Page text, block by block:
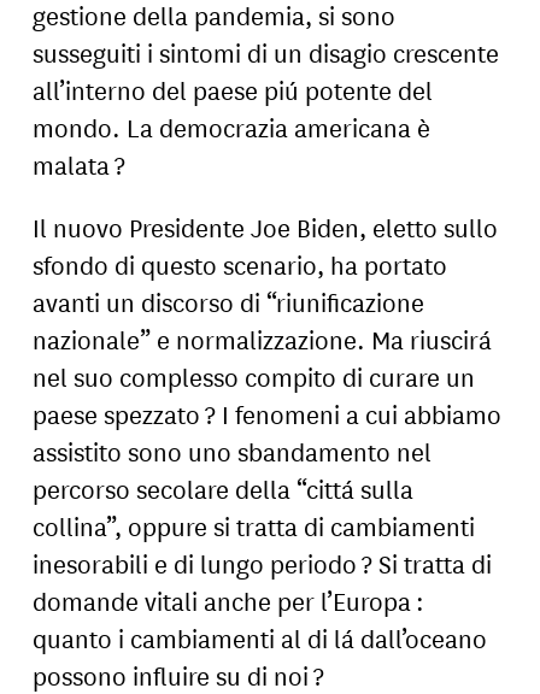
gestione della pandemia, si sono
susseguiti i sintomi di un disagio crescente
all’interno del paese piú potente del
mondo. La democrazia americana è
malata ?
Il nuovo Presidente Joe Biden, eletto sullo
sfondo di questo scenario, ha portato
avanti un discorso di “riunificazione
nazionale” e normalizzazione. Ma riuscirá
nel suo complesso compito di curare un
paese spezzato ? I fenomeni a cui abbiamo
assistito sono uno sbandamento nel
percorso secolare della “cittá sulla
collina”, oppure si tratta di cambiamenti
inesorabili e di lungo periodo ? Si tratta di
domande vitali anche per l’Europa :
quanto i cambiamenti al di lá dall’oceano
possono influire su di noi ?